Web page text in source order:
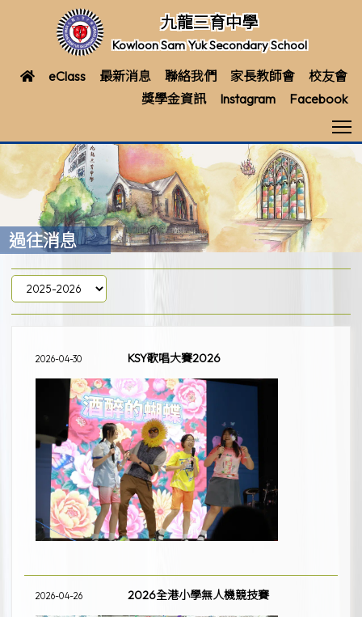
九龍三育中學
Kowloon Sam Yuk Secondary School
eClass 最新消息 聯絡我們 家長教師會
校友會
獎學金資訊
Instagram Facebook
過往消息
2026-04-30 KSY歌唱大賽2026
2026-04-26 2026全港小學無人機競技賽